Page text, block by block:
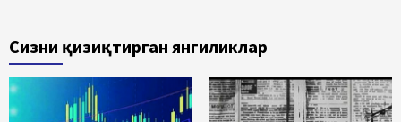
Сизни қизиқтирган янгиликлар